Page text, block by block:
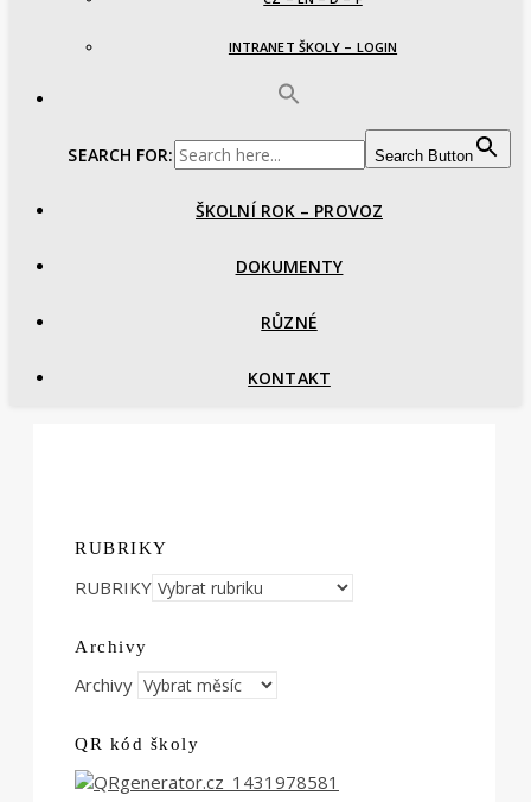
INTRANET ŠKOLY – LOGIN
SEARCH FOR: Search Button
ŠKOLNÍ ROK – PROVOZ
DOKUMENTY
RŮZNÉ
KONTAKT
RUBRIKY
RUBRIKY
Archivy
Archivy
QR kód školy